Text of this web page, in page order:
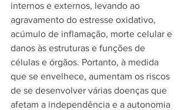
internos e externos, levando ao
agravamento do estresse oxidativo,
acúmulo de inflamação, morte celular e
danos às estruturas e funções de
células e órgãos. Portanto, à medida
que se envelhece, aumentam os riscos
de se desenvolver várias doenças que
afetam a independência e a autonomia